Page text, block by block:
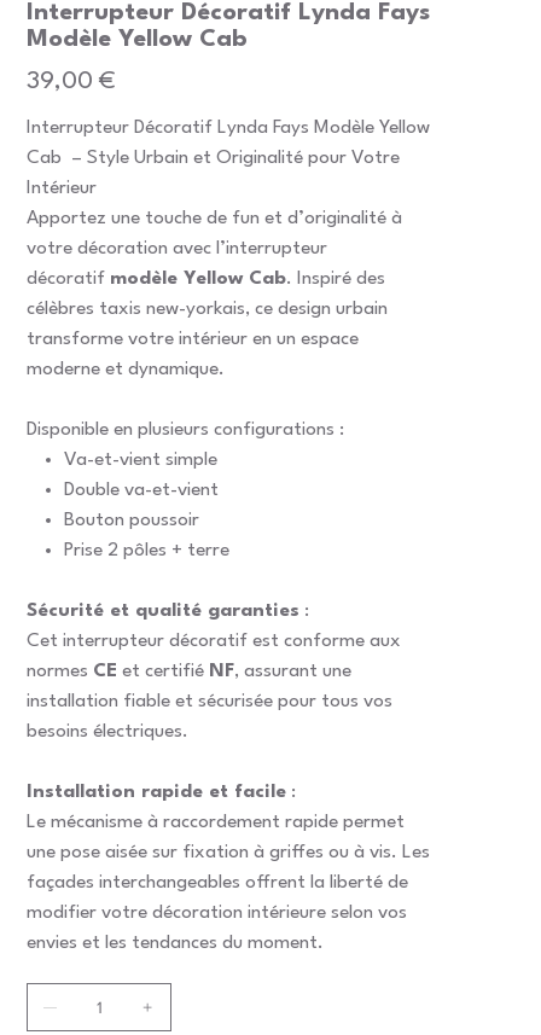
Interrupteur Décoratif Lynda Fays
Modèle Yellow Cab
Prix
39,00 €
Interrupteur Décoratif Lynda Fays Modèle Yellow
Cab – Style Urbain et Originalité pour Votre
Intérieur
Apportez une touche de fun et d’originalité à
votre décoration avec l’interrupteur
décoratif modèle Yellow Cab. Inspiré des
célèbres taxis new-yorkais, ce design urbain
transforme votre intérieur en un espace
moderne et dynamique.
Disponible en plusieurs configurations :
Va-et-vient simple
Double va-et-vient
Bouton poussoir
Prise 2 pôles + terre
Sécurité et qualité garanties :
Cet interrupteur décoratif est conforme aux
normes CE et certifié NF, assurant une
installation fiable et sécurisée pour tous vos
besoins électriques.
Installation rapide et facile :
Le mécanisme à raccordement rapide permet
une pose aisée sur fixation à griffes ou à vis. Les
façades interchangeables offrent la liberté de
modifier votre décoration intérieure selon vos
envies et les tendances du moment.